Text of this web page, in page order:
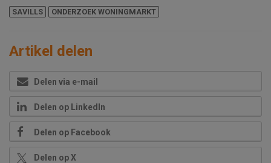
SAVILLS ONDERZOEK WONINGMARKT
Artikel delen
Delen via e-mail
Delen op LinkedIn
Delen op Facebook
Delen op X